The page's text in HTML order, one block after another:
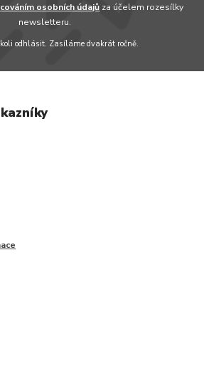
osobních údajů za účelem rozesílky
newsletteru.
odhlásit. Zasíláme dvakrát ročně.